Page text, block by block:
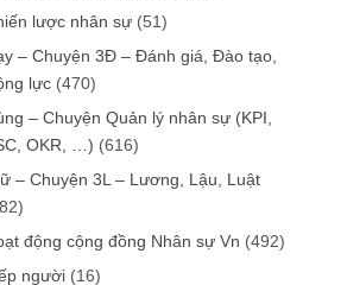
lược nhân sự (51)
– Chuyện 3Đ – Đánh giá, Đào tạo,
lực (470)
– Chuyện Quản lý nhân sự (KPI,
OKR, …) (616)
– Chuyện 3L – Lương, Lậu, Luật
động cộng đồng Nhân sự Vn (492)
người (16)